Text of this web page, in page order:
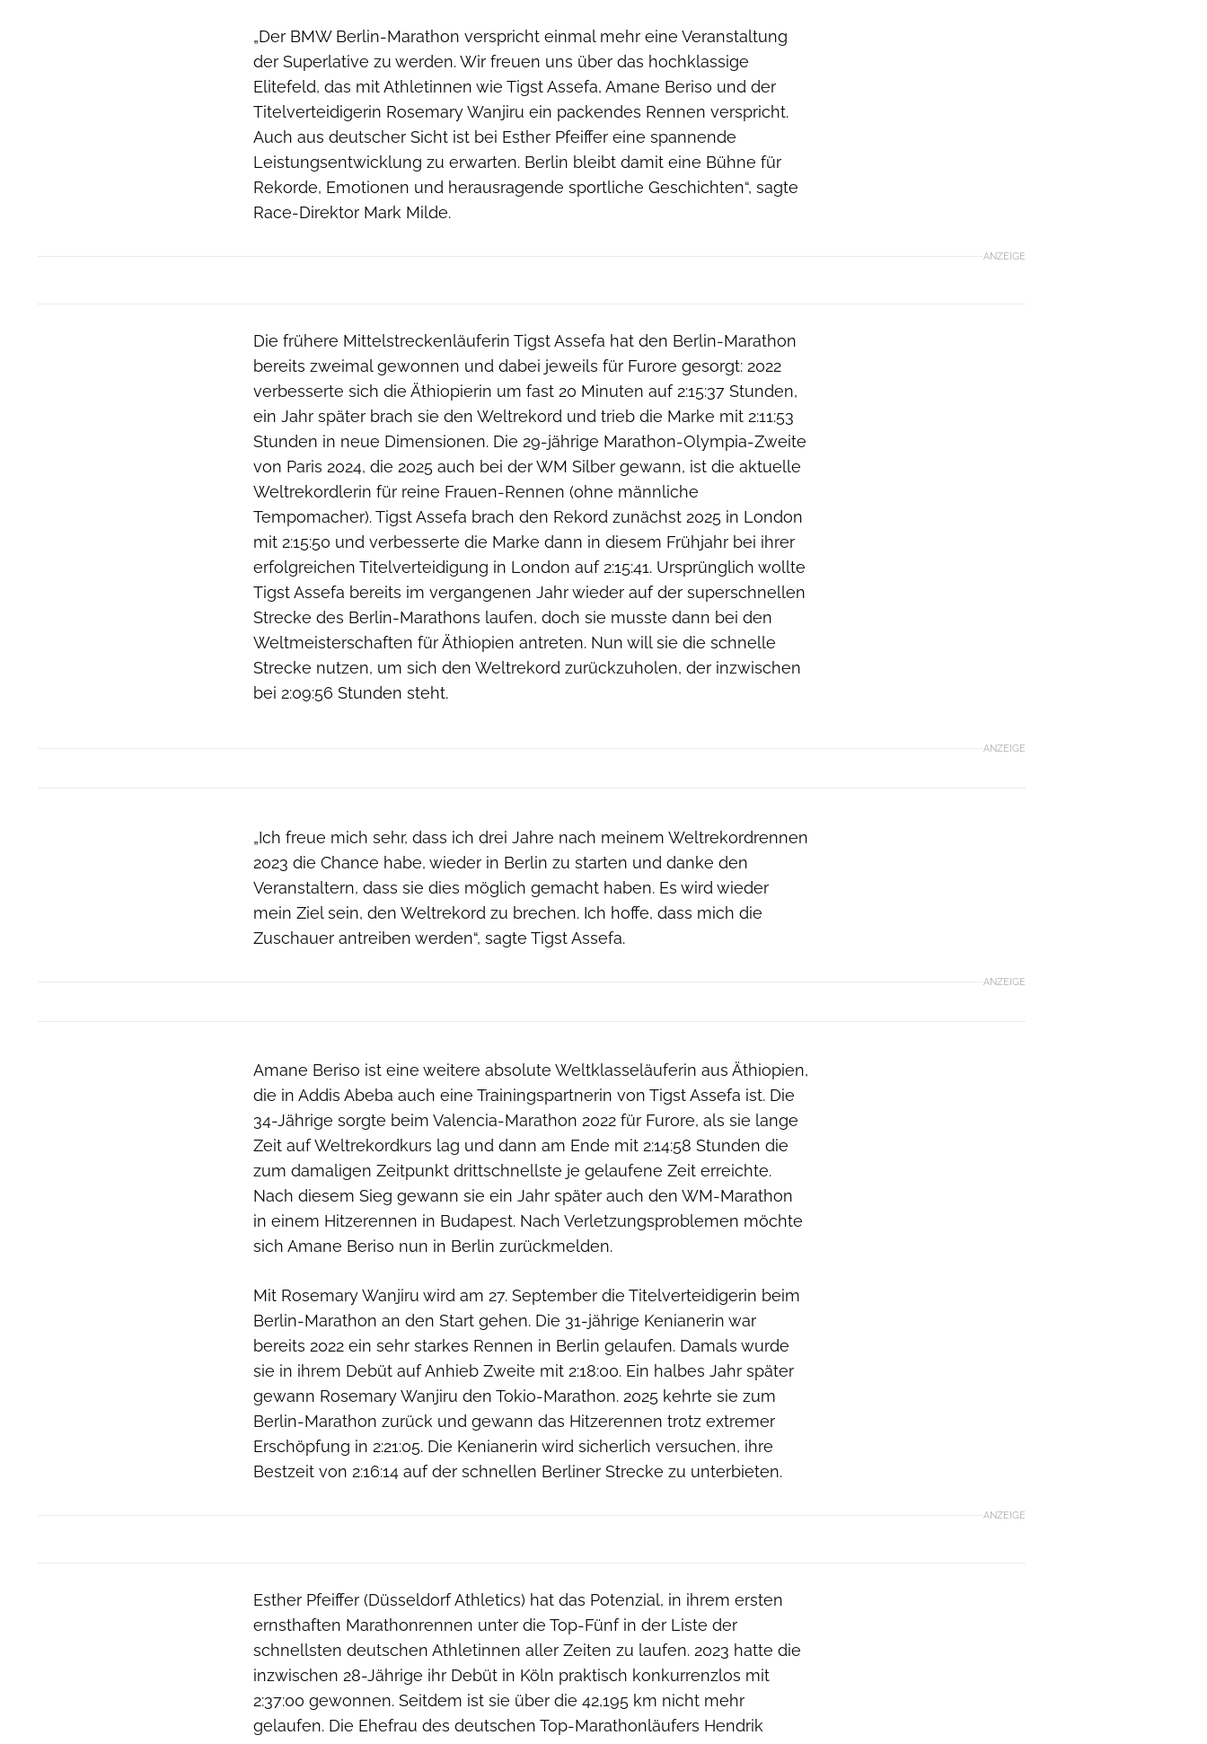
„Der BMW Berlin-Marathon verspricht einmal mehr eine Veranstaltung
der Superlative zu werden. Wir freuen uns über das hochklassige
Elitefeld, das mit Athletinnen wie Tigst Assefa, Amane Beriso und der
Titelverteidigerin Rosemary Wanjiru ein packendes Rennen verspricht.
Auch aus deutscher Sicht ist bei Esther Pfeiffer eine spannende
Leistungsentwicklung zu erwarten. Berlin bleibt damit eine Bühne für
Rekorde, Emotionen und herausragende sportliche Geschichten“, sagte
Race-Direktor Mark Milde.
ANZEIGE
Die frühere Mittelstreckenläuferin Tigst Assefa hat den Berlin-Marathon
bereits zweimal gewonnen und dabei jeweils für Furore gesorgt: 2022
verbesserte sich die Äthiopierin um fast 20 Minuten auf 2:15:37 Stunden,
ein Jahr später brach sie den Weltrekord und trieb die Marke mit 2:11:53
Stunden in neue Dimensionen. Die 29-jährige Marathon-Olympia-Zweite
von Paris 2024, die 2025 auch bei der WM Silber gewann, ist die aktuelle
Weltrekordlerin für reine Frauen-Rennen (ohne männliche
Tempomacher). Tigst Assefa brach den Rekord zunächst 2025 in London
mit 2:15:50 und verbesserte die Marke dann in diesem Frühjahr bei ihrer
erfolgreichen Titelverteidigung in London auf 2:15:41. Ursprünglich wollte
Tigst Assefa bereits im vergangenen Jahr wieder auf der superschnellen
Strecke des Berlin-Marathons laufen, doch sie musste dann bei den
Weltmeisterschaften für Äthiopien antreten. Nun will sie die schnelle
Strecke nutzen, um sich den Weltrekord zurückzuholen, der inzwischen
bei 2:09:56 Stunden steht.
ANZEIGE
„Ich freue mich sehr, dass ich drei Jahre nach meinem Weltrekordrennen
2023 die Chance habe, wieder in Berlin zu starten und danke den
Veranstaltern, dass sie dies möglich gemacht haben. Es wird wieder
mein Ziel sein, den Weltrekord zu brechen. Ich hoffe, dass mich die
Zuschauer antreiben werden“, sagte Tigst Assefa.
ANZEIGE
Amane Beriso ist eine weitere absolute Weltklasseläuferin aus Äthiopien,
die in Addis Abeba auch eine Trainingspartnerin von Tigst Assefa ist. Die
34-Jährige sorgte beim Valencia-Marathon 2022 für Furore, als sie lange
Zeit auf Weltrekordkurs lag und dann am Ende mit 2:14:58 Stunden die
zum damaligen Zeitpunkt drittschnellste je gelaufene Zeit erreichte.
Nach diesem Sieg gewann sie ein Jahr später auch den WM-Marathon
in einem Hitzerennen in Budapest. Nach Verletzungsproblemen möchte
sich Amane Beriso nun in Berlin zurückmelden.
Mit Rosemary Wanjiru wird am 27. September die Titelverteidigerin beim
Berlin-Marathon an den Start gehen. Die 31-jährige Kenianerin war
bereits 2022 ein sehr starkes Rennen in Berlin gelaufen. Damals wurde
sie in ihrem Debüt auf Anhieb Zweite mit 2:18:00. Ein halbes Jahr später
gewann Rosemary Wanjiru den Tokio-Marathon. 2025 kehrte sie zum
Berlin-Marathon zurück und gewann das Hitzerennen trotz extremer
Erschöpfung in 2:21:05. Die Kenianerin wird sicherlich versuchen, ihre
Bestzeit von 2:16:14 auf der schnellen Berliner Strecke zu unterbieten.
ANZEIGE
Esther Pfeiffer (Düsseldorf Athletics) hat das Potenzial, in ihrem ersten
ernsthaften Marathonrennen unter die Top-Fünf in der Liste der
schnellsten deutschen Athletinnen aller Zeiten zu laufen. 2023 hatte die
inzwischen 28-Jährige ihr Debüt in Köln praktisch konkurrenzlos mit
2:37:00 gewonnen. Seitdem ist sie über die 42,195 km nicht mehr
gelaufen. Die Ehefrau des deutschen Top-Marathonläufers Hendrik